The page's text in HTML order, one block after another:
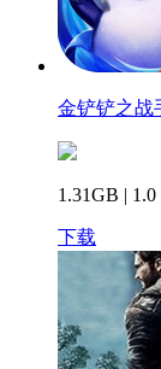
金铲铲之战
1.31GB | 1.0
下载